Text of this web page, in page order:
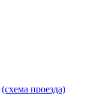
(схема проезда)